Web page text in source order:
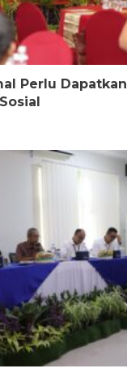
Perlu Dapatkan